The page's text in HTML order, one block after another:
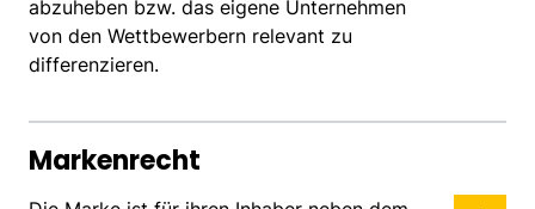
abzuheben bzw. das eigene Unternehmen
von den Wettbewerbern relevant zu
differenzieren.
Markenrecht